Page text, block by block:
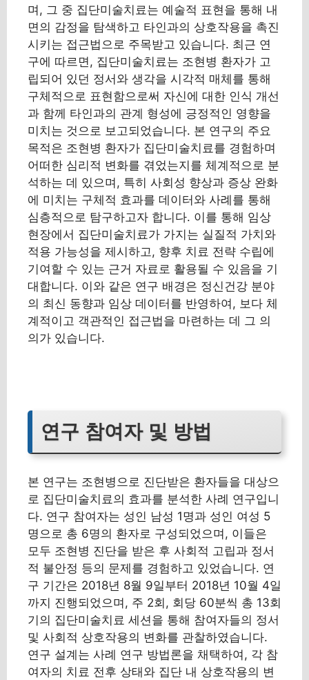
며, 그 중 집단미술치료는 예술적 표현을 통해 내
면의 감정을 탐색하고 타인과의 상호작용을 촉진
시키는 접근법으로 주목받고 있습니다. 최근 연
구에 따르면, 집단미술치료는 조현병 환자가 고
립되어 있던 정서와 생각을 시각적 매체를 통해
구체적으로 표현함으로써 자신에 대한 인식 개선
과 함께 타인과의 관계 형성에 긍정적인 영향을
미치는 것으로 보고되었습니다. 본 연구의 주요
목적은 조현병 환자가 집단미술치료를 경험하며
어떠한 심리적 변화를 겪었는지를 체계적으로 분
석하는 데 있으며, 특히 사회성 향상과 증상 완화
에 미치는 구체적 효과를 데이터와 사례를 통해
심층적으로 탐구하고자 합니다. 이를 통해 임상
현장에서 집단미술치료가 가지는 실질적 가치와
적용 가능성을 제시하고, 향후 치료 전략 수립에
기여할 수 있는 근거 자료로 활용될 수 있음을 기
대합니다. 이와 같은 연구 배경은 정신건강 분야
의 최신 동향과 임상 데이터를 반영하여, 보다 체
계적이고 객관적인 접근법을 마련하는 데 그 의
의가 있습니다.
연구 참여자 및 방법
본 연구는 조현병으로 진단받은 환자들을 대상으
로 집단미술치료의 효과를 분석한 사례 연구입니
다. 연구 참여자는 성인 남성 1명과 성인 여성 5
명으로 총 6명의 환자로 구성되었으며, 이들은
모두 조현병 진단을 받은 후 사회적 고립과 정서
적 불안정 등의 문제를 경험하고 있었습니다. 연
구 기간은 2018년 8월 9일부터 2018년 10월 4일
까지 진행되었으며, 주 2회, 회당 60분씩 총 13회
기의 집단미술치료 세션을 통해 참여자들의 정서
및 사회적 상호작용의 변화를 관찰하였습니다.
연구 설계는 사례 연구 방법론을 채택하여, 각 참
여자의 치료 전후 상태와 집단 내 상호작용의 변